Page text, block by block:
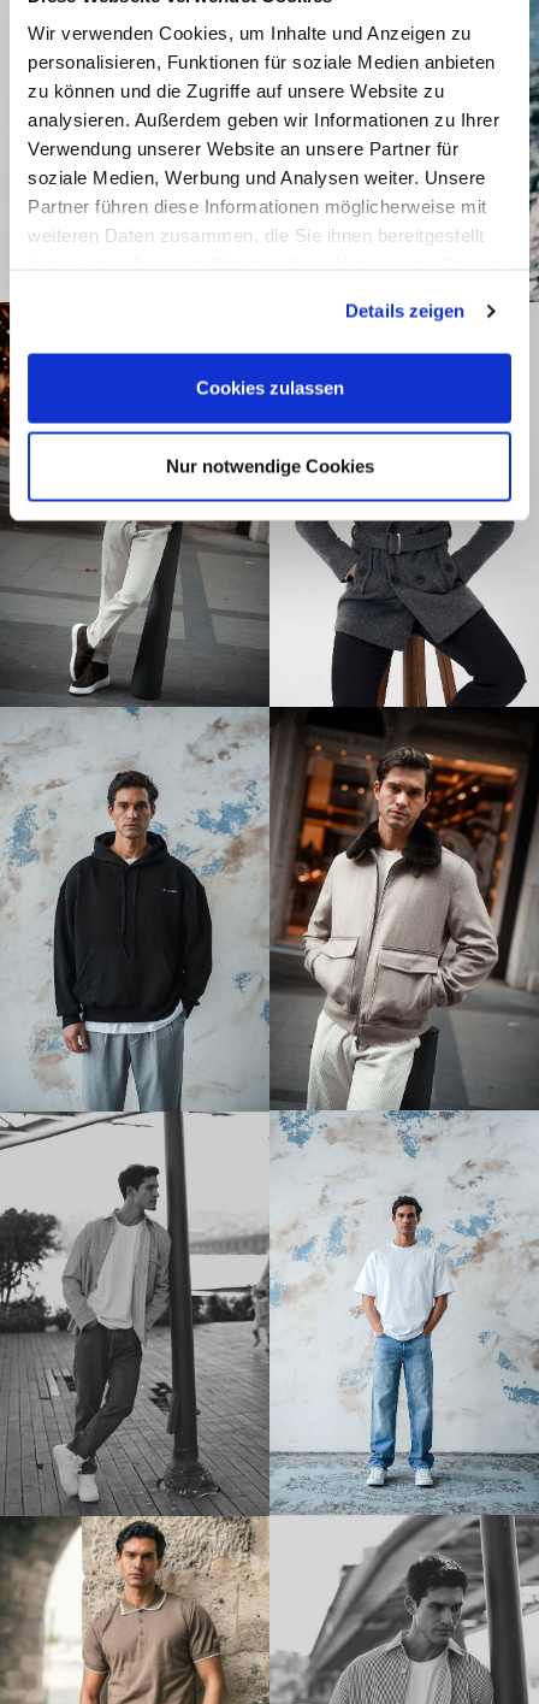
Wir verwenden Cookies, um Inhalte und Anzeigen zu
personalisieren, Funktionen für soziale Medien anbieten
zu können und die Zugriffe auf unsere Website zu
analysieren. Außerdem geben wir Informationen zu Ihrer
Verwendung unserer Website an unsere Partner für
soziale Medien, Werbung und Analysen weiter. Unsere
Partner führen diese Informationen möglicherweise mit
weiteren Daten zusammen, die Sie ihnen bereitgestellt
Details zeigen
Cookies zulassen
Nur notwendige Cookies